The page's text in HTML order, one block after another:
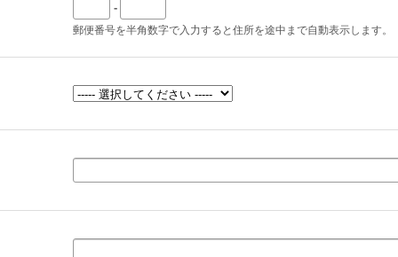
-
郵便番号を半角数字で入力すると住所を途中まで自動表示します。